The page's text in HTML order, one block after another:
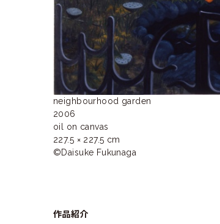
neighbourhood garden
2006
oil on canvas
227.5 × 227.5 cm
©Daisuke Fukunaga
作品紹介